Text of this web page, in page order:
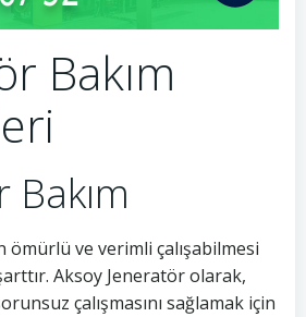
Bakım
Bakım
ve verimli çalışabilmesi
Aksoy Jeneratör olarak,
çalışmasını sağlamak için